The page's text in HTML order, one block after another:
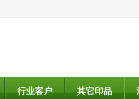
行业客户 其它印品